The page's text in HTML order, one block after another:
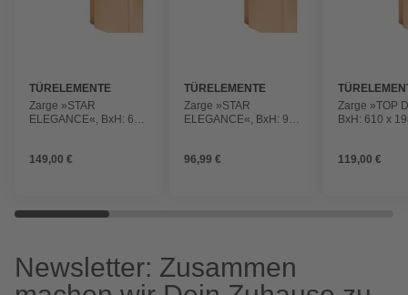
TÜRELEMENTE
BORNE
Zarge »STAR
ELEGANCE«, BxH: 610
149,00 €
TÜRELEMENTE
BORNE
Zarge »STAR
ELEGANCE«, BxH: 985
96,99 €
BORNE
Zarge »TOP
BxH: 610 x
119,00 €
Newsletter: Zusammen